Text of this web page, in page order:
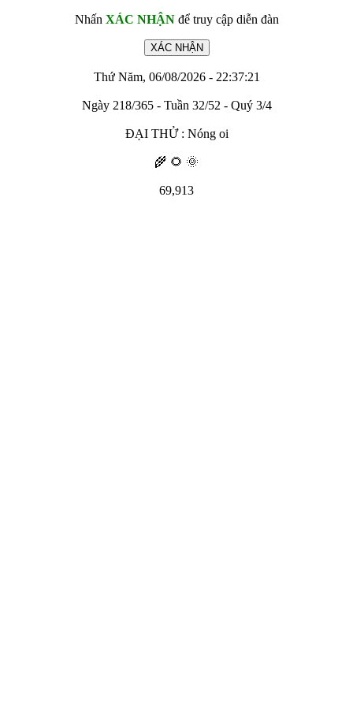
Nhấn XÁC NHẬNđể truy cập diễn đàn
Thứ Năm, 06/08/2026 - 22:37:21
Ngày 218/365 - Tuần 32/52 - Quý 3/4
ĐẠI THỬ : Nóng oi
🌾 🌻 🌞
69,913